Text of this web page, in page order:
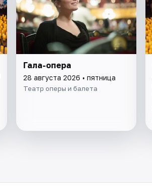
Гала-опера
28 августа 2026 • пятница
Театр оперы и балета